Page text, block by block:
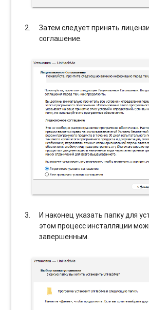
Затем следует принять
соглашение.
И наконец указать папку для
этом процесс инсталляции
завершенным.